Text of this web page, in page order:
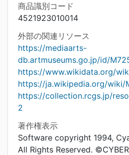
商品識別コード
4521923010014
外部の関連リソース
https://mediaarts-
db.artmuseums.go.jp/id/
https://www.wikidata.org/
https://ja.wikipedia.org/wiki/
https://collection.rcgs.jp/
2
著作権表示
Software copyright 1994,
All Rights Reserved.